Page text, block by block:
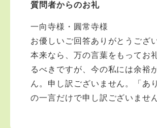
質問者からのお礼
一向寺様・圓常寺様
お優しいご回答ありがとうござ
本来なら、万の言葉をもってお
るべきですが、今の私には余裕
ん。申し訳ございません。「あ
の一言だけで申し訳ございませ